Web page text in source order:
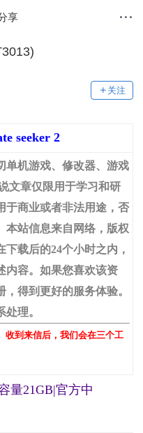
享
关注
seeker 2
单机游戏、修改器、游戏
文章仅限用于学习和研
于商业或者非法用途，否
本站信息来自网络，版权
载后的24个小时之内，
内容。如果您喜欢该资
得到更好的服务体验。
理。
收到来信后，我们会在三个工
量21GB|官方中